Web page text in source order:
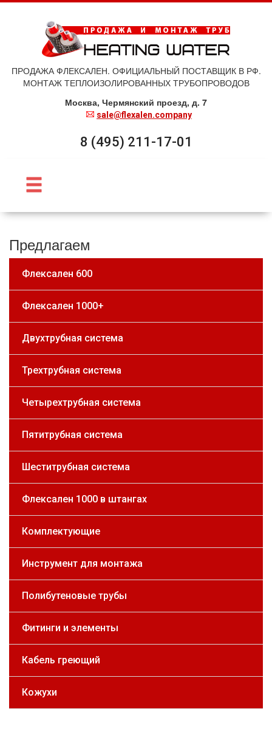
ПРОДАЖА ФЛЕКСАЛЕН. ОФИЦИАЛЬНЫЙ ПОСТАВЩИК В РФ.
МОНТАЖ ТЕПЛОИЗОЛИРОВАННЫХ ТРУБОПРОВОДОВ
Москва, Чермянский проезд, д. 7
sale@flexalen.company
8 (495) 211-17-01
Предлагаем
Флексален 600
Флексален 1000+
Двухтрубная система
Трехтрубная система
Четырехтрубная система
Пятитрубная система
Шеститрубная система
Флексален 1000 в штангах
Комплектующие
Инструмент для монтажа
Полибутеновые трубы
Фитинги и элементы
Кабель греющий
Кожухи